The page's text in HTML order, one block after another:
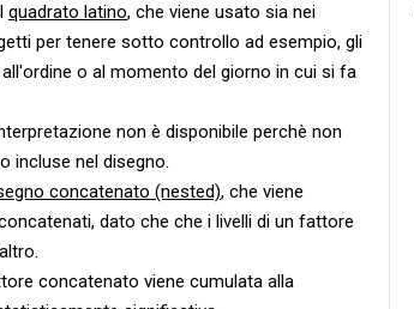
quadrato latino, che viene usato sia nei
per tenere sotto controllo ad esempio, gli
o al momento del giorno in cui si fa
non è disponibile perchè non
incluse nel disegno.
concatenato (nested), che viene
dato che che i livelli di un fattore
concatenato viene cumulata alla